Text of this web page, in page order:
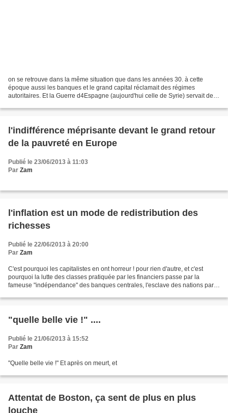
on se retrouve dans la même situation que dans les années 30. à cette
époque aussi les banques et le grand capital réclamait des régimes
autoritaires. Et la Guerre d4Espagne (aujourd'hui celle de Syrie) servait de
l'indifférence méprisante devant le grand retour
de la pauvreté en Europe
Publié le 23/06/2013 à 11:03
Par Zam
l'inflation est un mode de redistribution des
richesses
Publié le 22/06/2013 à 20:00
Par Zam
C'est pourquoi les capitalistes en ont horreur ! pour rien d'autre, et c'est
pourquoi la lutte des classes pratiquée par les financiers passe par la
fameuse "indépendance" des banques centrales, l'esclave des nations par
"quelle belle vie !" ....
Publié le 21/06/2013 à 15:52
Par Zam
"Quelle belle vie !" Et après on meurt, et
Attentat de Boston, ça sent de plus en plus
louche